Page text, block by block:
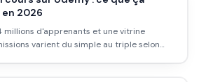
2026
millions d'apprenants et une vitrine
varient du simple au triple selon